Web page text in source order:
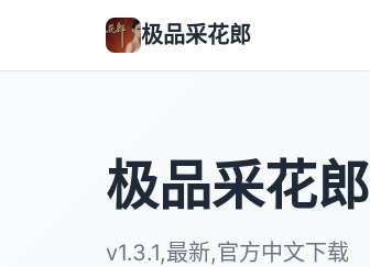
极品采花郎
极品采花郎
v1.3.1,最新,官方中文下载